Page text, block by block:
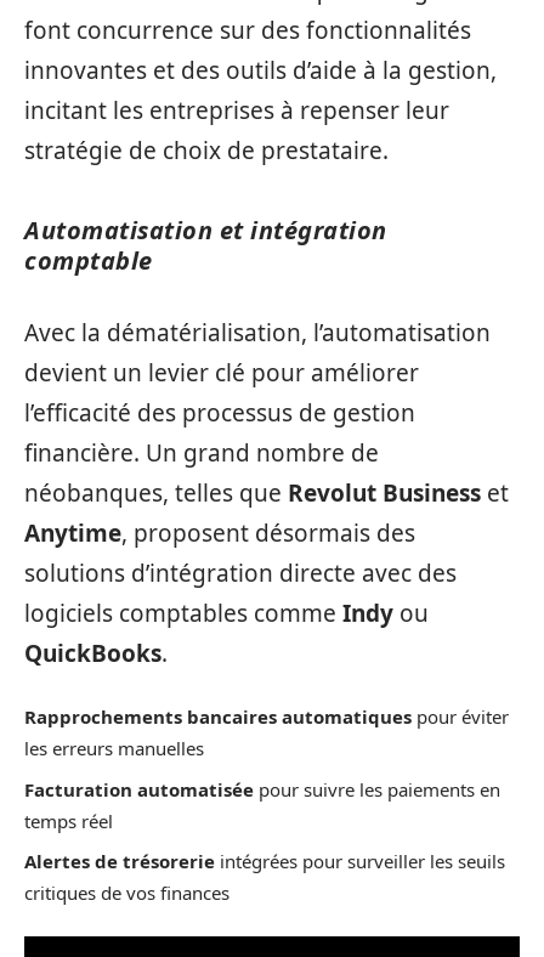
font concurrence sur des fonctionnalités
innovantes et des outils d’aide à la gestion,
incitant les entreprises à repenser leur
stratégie de choix de prestataire.
Automatisation et intégration
comptable
Avec la dématérialisation, l’automatisation
devient un levier clé pour améliorer
l’efficacité des processus de gestion
financière. Un grand nombre de
néobanques, telles que Revolut Business et
Anytime, proposent désormais des
solutions d’intégration directe avec des
logiciels comptables comme Indy ou
QuickBooks.
Rapprochements bancaires automatiques pour éviter
les erreurs manuelles
Facturation automatisée pour suivre les paiements en
temps réel
Alertes de trésorerie intégrées pour surveiller les seuils
critiques de vos finances